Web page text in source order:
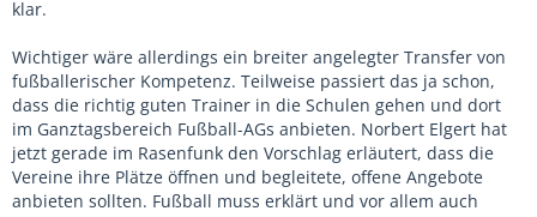
klar.
Wichtiger wäre allerdings ein breiter angelegter Transfer von
fußballerischer Kompetenz. Teilweise passiert das ja schon,
dass die richtig guten Trainer in die Schulen gehen und dort
im Ganztagsbereich Fußball-AGs anbieten. Norbert Elgert hat
jetzt gerade im Rasenfunk den Vorschlag erläutert, dass die
Vereine ihre Plätze öffnen und begleitete, offene Angebote
anbieten sollten. Fußball muss erklärt und vor allem auch